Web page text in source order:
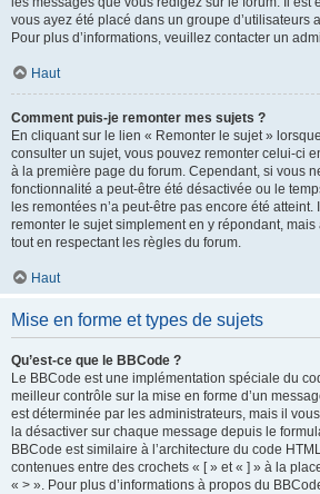
vous ayez été placé dans un groupe d’utilisateurs
Pour plus d’informations, veuillez contacter un
Haut
Comment puis-je remonter mes sujets ?
En cliquant sur le lien « Remonter le sujet »
consulter un sujet, vous pouvez remonter celui-ci
à la première page du forum. Cependant, si vous
fonctionnalité a peut-être été désactivée ou le
les remontées n’a peut-être pas encore été
remonter le sujet simplement en y répondant,
tout en respectant les règles du forum.
Haut
Mise en forme et types de sujets
Qu’est-ce que le BBCode ?
Le BBCode est une implémentation spéciale du
meilleur contrôle sur la mise en forme d’un
est déterminée par les administrateurs, mais il
la désactiver sur chaque message depuis le
BBCode est similaire à l’architecture du code
contenues entre des crochets « [ » et « ] » à la
« > ». Pour plus d’informations à propos du